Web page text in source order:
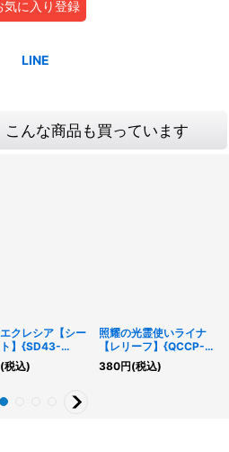
気に入り登録
んな商品も買っています
クレシア【シー
】{SD43-
トークン》
(税込)
照耀の光霊使いライナ
【レリーフ】{QCCP-
JP191}《リンク》
380円(税込)